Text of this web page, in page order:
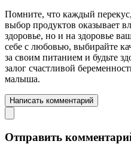
Помните, что каждый
выбор продуктов оказывает
здоровье, но и на здоровье
себе с любовью, выбирайте
за своим питанием и будьте
залог счастливой
малыша.
Написать комментарий
Отправить